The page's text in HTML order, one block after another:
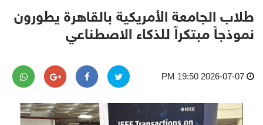
طلاب الجامعة الأمريكية بالقاهرة يطورون
نموذجاً مبتكراً للذكاء الاصطناعي
2026-07-07 19:50 PM